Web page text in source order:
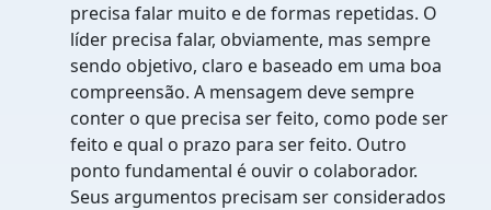
precisa falar muito e de formas repetidas. O
líder precisa falar, obviamente, mas sempre
sendo objetivo, claro e baseado em uma boa
compreensão. A mensagem deve sempre
conter o que precisa ser feito, como pode ser
feito e qual o prazo para ser feito. Outro
ponto fundamental é ouvir o colaborador.
Seus argumentos precisam ser considerados